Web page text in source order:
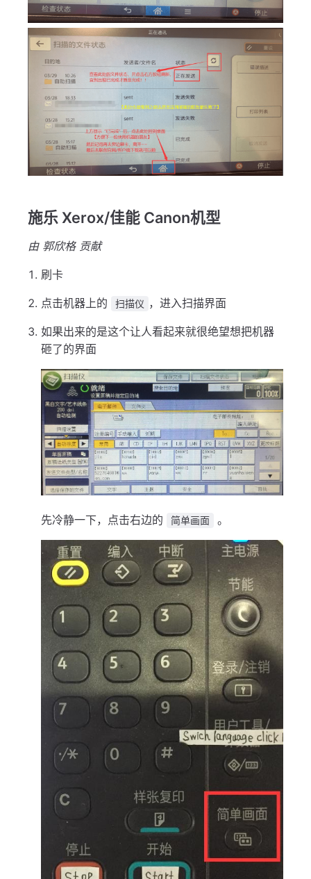
施乐 Xerox/佳能 Canon机型
由 郭欣格 贡献
刷卡
点击机器上的 扫描仪 ，进入扫描界面
如果出来的是这个让人看起来就很绝望想把机器
砸了的界面
先冷静一下，点击右边的 简单画面 。